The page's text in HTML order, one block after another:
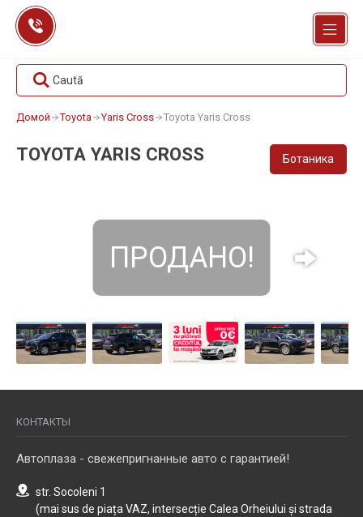
Перейти
содержанию
Caută
Домой Toyota Yaris Cross Toyota Yaris Cross
TOYOTA YARIS CROSS Ботаника
ПРОДАНО!
КОНТАКТЫ
Автоплаза - свежепригнанные авто с гарантией!
str. Socoleni 1
(mai sus de piața VAZ, intersecție Calea Orheiului și strada